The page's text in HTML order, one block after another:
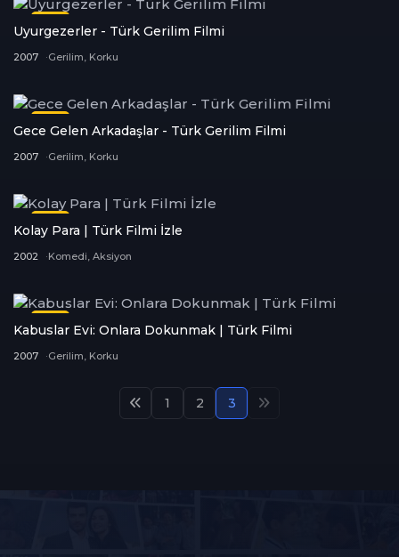
Romantik
Aile
Aksiyon
Gerilim
Korku
Gizemli
Suç
Tarih
Uyurgezerler - Türk Gerilim Filmi
2007 Gerilim, Korku
Gece Gelen Arkadaşlar - Türk Gerilim Filmi
2007 Gerilim, Korku
Kolay Para | Türk Filmi İzle
2002 Komedi, Aksiyon
Kabuslar Evi: Onlara Dokunmak | Türk Filmi
2007 Gerilim, Korku
1 2 3